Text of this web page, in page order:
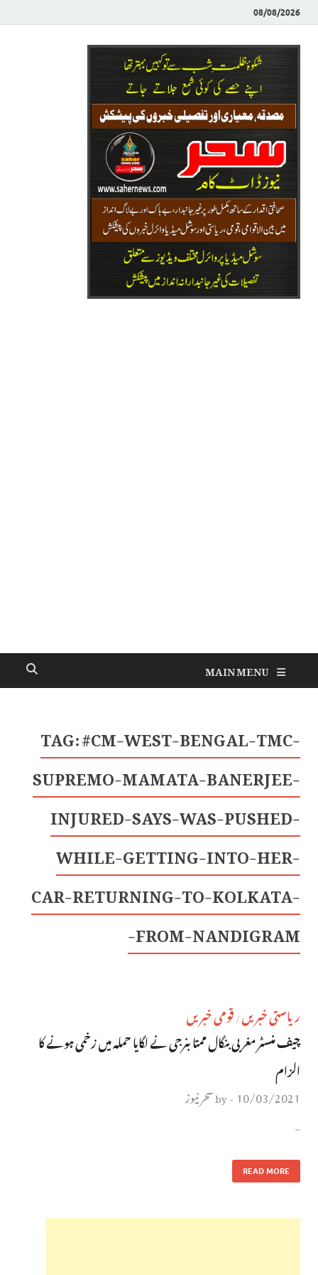
08/08/2026
MAIN MENU
TAG:#CM-WEST-BENGAL-TMC-
SUPREMO-MAMATA-BANERJEE-
INJURED-SAYS-WAS-PUSHED-
WHILE-GETTING-INTO-HER-
CAR-RETURNING-TO-KOLKATA-
FROM-NANDIGRAM-
ریاستی خبریں / قومی خبریں
چیف منسٹر مغربی بنگال ممتابنرجی نے لگایا حملہ میں زخمی ہونے کا
الزام
10/03/2021
-
byسحر نیوز
…
READ MORE